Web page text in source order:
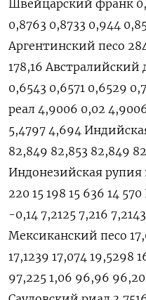
Швейцарский франк
0,8763 0,8733 0,944
Аргентинский песо
178,16 Австралийский
0,6543 0,6571 0,6529
реал 4,9006 0,02
5,4797 4,694
82,849 82,853 82,849
Индонезийская рупия
220 15 198 15 636 14
-0,14 7,2125 7,216
Мексиканский песо
17,1239 17,074 19,5298
97,225 1,06 96,96